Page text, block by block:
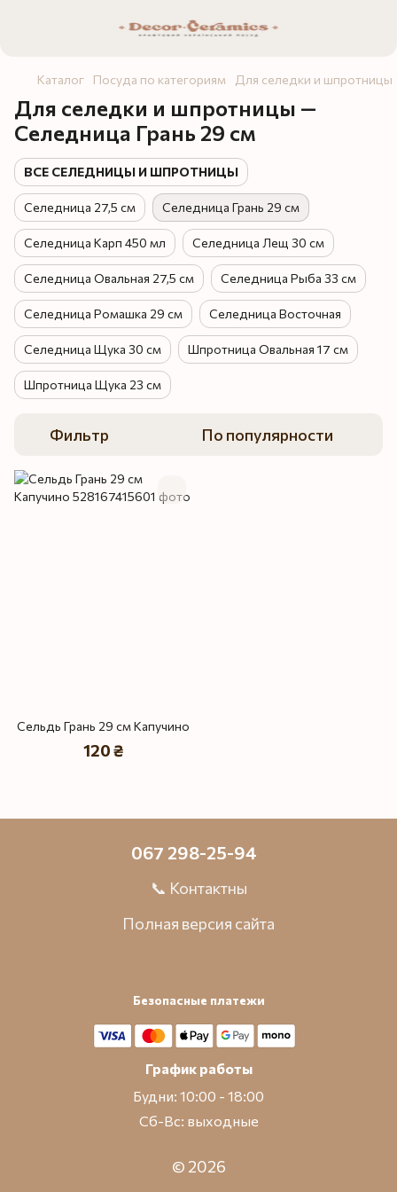
Каталог Посуда по категориям Для селедки и шпротницы
Для селедки и шпротницы —
Селедница Грань 29 см
ВСЕ СЕЛЕДНИЦЫ И ШПРОТНИЦЫ
Селедница 27,5 см Селедница Грань 29 см
Селедница Карп 450 мл Селедница Лещ 30 см
Селедница Овальная 27,5 см Селедница Рыба 33 см
Селедница Ромашка 29 см Селедница Восточная
Селедница Щука 30 см Шпротница Овальная 17 см
Шпротница Щука 23 см
Фильтр По популярности
Сельдь Грань 29 см Капучино
120 ₴
067 298-25-94
📞 Контактны
Полная версия сайта
Безопасные платежи
График работы
Будни: 10:00 - 18:00
Сб-Вс: выходные
© 2026